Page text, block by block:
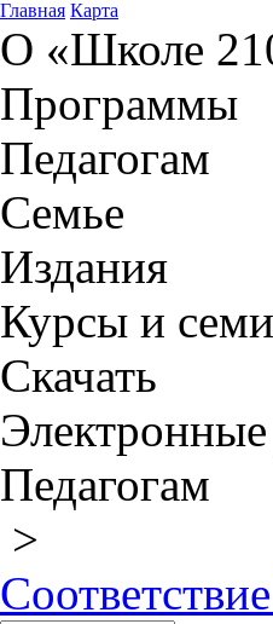
Главная Карта
О «Школе
Программы
Педагогам
Семье
Издания
Курсы и
Скачать
Педагогам
>